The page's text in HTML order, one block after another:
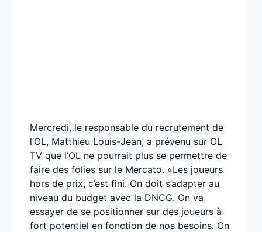
Mercredi, le responsable du recrutement de
l’OL, Matthieu Louis-Jean, a prévenu sur OL
TV que l’OL ne pourrait plus se permettre de
faire des folies sur le Mercato. «Les joueurs
hors de prix, c’est fini. On doit s’adapter au
niveau du budget avec la DNCG. On va
essayer de se positionner sur des joueurs à
fort potentiel en fonction de nos besoins. On